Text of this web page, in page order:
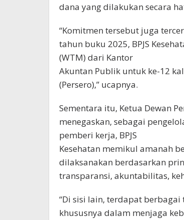
dana yang dilakukan secara
“Komitmen tersebut juga
tahun buku 2025, BPJS
(WTM) dari Kantor
Akuntan Publik untuk ke-12
(Persero),” ucapnya.
Sementara itu, Ketua Dewan
menegaskan, sebagai
pemberi kerja, BPJS
Kesehatan memikul amanah
dilaksanakan berdasarkan
transparansi, akuntabilitas,
“Di sisi lain, terdapat
khususnya dalam menjaga